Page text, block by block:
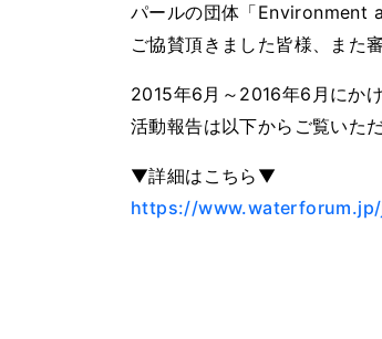
パールの団体「Environment
ご協賛頂きました皆様、また
2015年6月～2016年6月にか
活動報告は以下からご覧いただ
▼詳細はこちら▼
https://www.waterforum.jp/